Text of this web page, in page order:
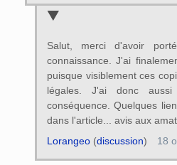
Salut, merci d'avoir
connaissance. J'ai
puisque visiblement ces
légales. J'ai donc
conséquence. Quelques
dans l'article... avis aux
Lorangeo(discussion) 18